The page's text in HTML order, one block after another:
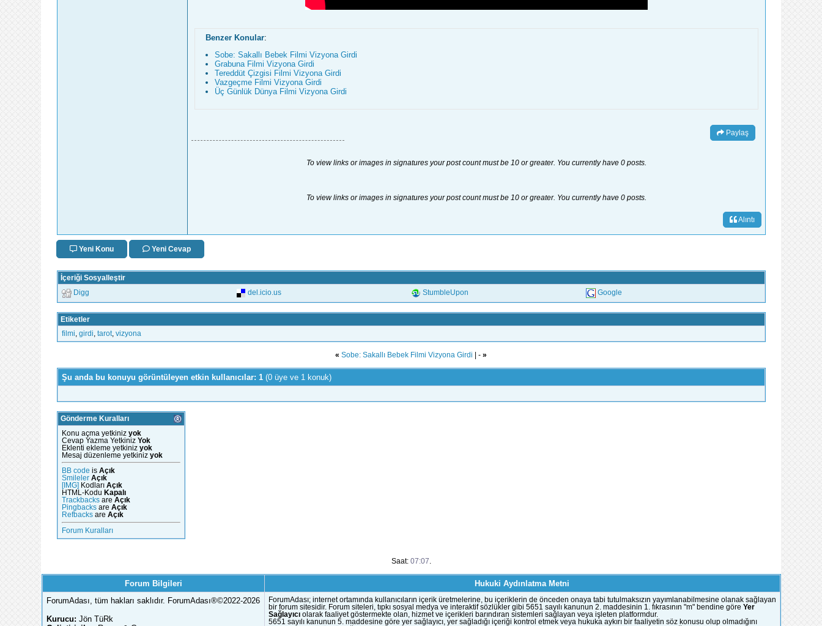
Benzer Konular:
Sobe: Sakallı Bebek Filmi Vizyona Girdi
Grabuna Filmi Vizyona Girdi
Tereddüt Çizgisi Filmi Vizyona Girdi
Vazgeçme Filmi Vizyona Girdi
Üç Günlük Dünya Filmi Vizyona Girdi
Paylaş
To view links or images in signatures your post count must be 10 or greater. You currently have 0 posts.
To view links or images in signatures your post count must be 10 or greater. You currently have 0 posts.
Alıntı
Yeni Konu Yeni Cevap
İçeriği Sosyalleştir
Digg del.icio.us StumbleUpon Google
Etiketler
filmi girdi tarot, vizyona
« Sobe: Sakallı Bebek Filmi Vizyona Girdi | - »
Şu anda bu konuyu görüntüleyen etkin kullanıcılar: 1 (0 üye ve 1 konuk)
Gönderme Kuralları
Konu açma yetkiniz yok
Cevap Yazma Yetkiniz Yok
Eklenti ekleme yetkiniz yok
Mesaj düzenleme yetkiniz yok
BB code is Açık
Smileler Açık
[IMG]
Kodları Açık
HTML-Kodu Kapalı
Trackbacksare Açık
Pingbacksare Açık
Refbacksare Açık
Forum Kuralları
Saat: 07:07
Forum Bilgileri
Hukuki Aydınlatma Metni
ForumAdası, tüm hakları saklıdır. ForumAdası®©2022-2026
Kurucu: Jön TüRk
ForumAdası; internet ortamında kullanıcıların içerik üretmelerine, bu içeriklerin de önceden onaya tabi tutulmaksızın yayımlanabilmesine olanak sağlayan
bir forum sitesidir. Forum siteleri, tıpkı sosyal medya ve interaktif sözlükler gibi 5651 sayılı kanunun 2. maddesinin 1. fıkrasının "m" bendine göre Yer
Sağlayıcıolarak faaliyet göstermekte olan, hizmet ve içerikleri barındıran sistemleri sağlayan veya işleten platformdur.
5651 sayılı kanunun 5. maddesine göre yer sağlayıcı, yer sağladığı içeriği kontrol etmek veya hukuka aykırı bir faaliyetin söz konusu olup olmadığını